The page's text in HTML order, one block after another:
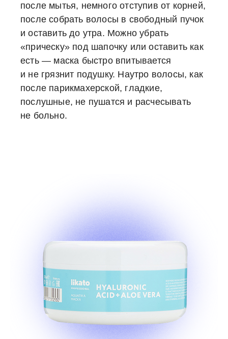
после мытья, немного отступив от корней,
после собрать волосы в свободный пучок
и оставить до утра. Можно убрать
«прическу» под шапочку или оставить как
есть — маска быстро впитывается
и не грязнит подушку. Наутро волосы, как
после парикмахерской, гладкие,
послушные, не пушатся и расчесывать
не больно.